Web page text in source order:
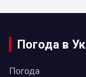
Погода в
Погода